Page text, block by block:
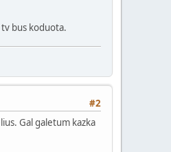
bus koduota.
#2
Gal galetum kazka